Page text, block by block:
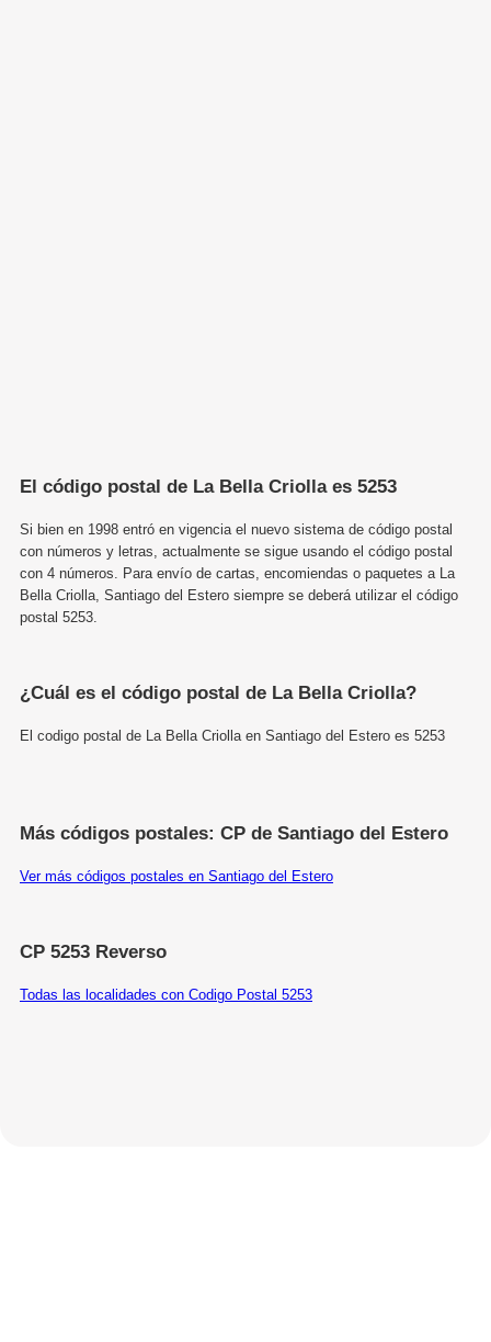
El código postal de La Bella Criolla es 5253
Si bien en 1998 entró en vigencia el nuevo sistema de código postal
con números y letras, actualmente se sigue usando el código postal
con 4 números. Para envío de cartas, encomiendas o paquetes a La
Bella Criolla, Santiago del Estero siempre se deberá utilizar el código
postal 5253.
¿Cuál es el código postal de La Bella Criolla?
El codigo postal de La Bella Criolla en Santiago del Estero es 5253
Más códigos postales: CP de Santiago del Estero
Ver más códigos postales en Santiago del Estero
CP 5253 Reverso
Todas las localidades con Codigo Postal 5253